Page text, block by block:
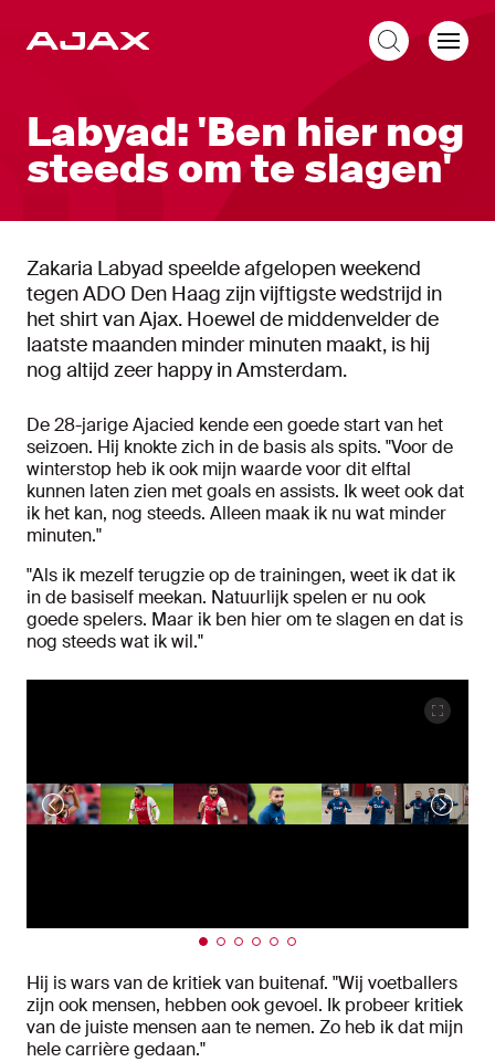
Labyad: 'Ben hier nog
steeds om te slagen'
Zakaria Labyad speelde afgelopen weekend
tegen ADO Den Haag zijn vijftigste wedstrijd in
het shirt van Ajax. Hoewel de middenvelder de
laatste maanden minder minuten maakt, is hij
nog altijd zeer happy in Amsterdam.
De 28-jarige Ajacied kende een goede start van het
seizoen. Hij knokte zich in de basis als spits. "Voor de
winterstop heb ik ook mijn waarde voor dit elftal
kunnen laten zien met goals en assists. Ik weet ook dat
ik het kan, nog steeds. Alleen maak ik nu wat minder
minuten."
"Als ik mezelf terugzie op de trainingen, weet ik dat ik
in de basiself meekan. Natuurlijk spelen er nu ook
goede spelers. Maar ik ben hier om te slagen en dat is
nog steeds wat ik wil."
Hij is wars van de kritiek van buitenaf. "Wij voetballers
zijn ook mensen, hebben ook gevoel. Ik probeer kritiek
van de juiste mensen aan te nemen. Zo heb ik dat mijn
hele carrière gedaan."